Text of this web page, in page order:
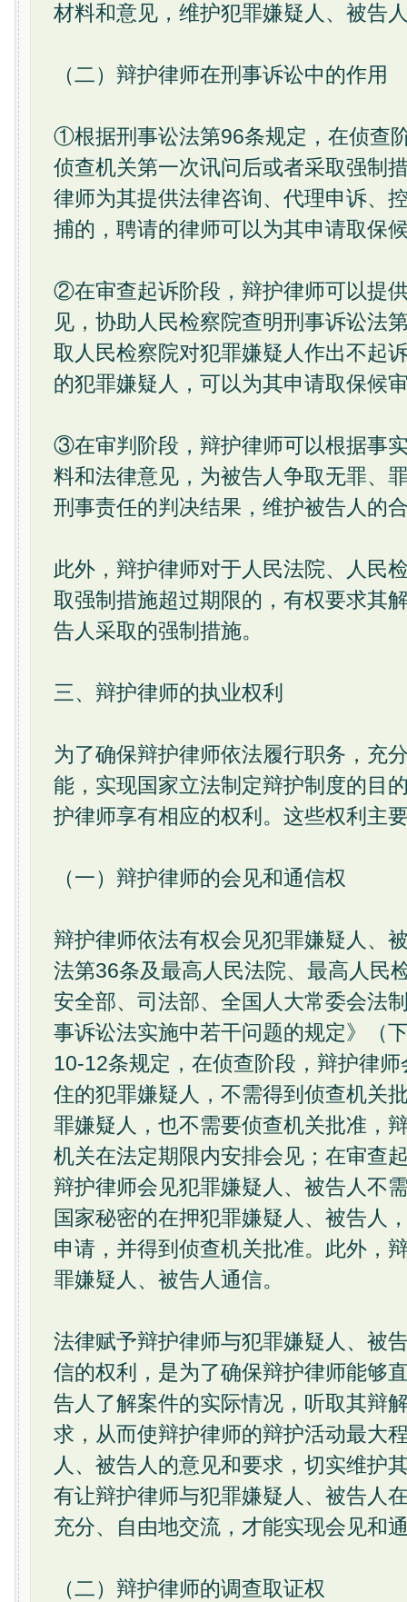
材料和意见，维护犯罪嫌疑人、被告
（二）辩护律师在刑事诉讼中的作用
①根据刑事讼法第96条规定，在侦查
侦查机关第一次讯问后或者采取强制
律师为其提供法律咨询、代理申诉、
捕的，聘请的律师可以为其申请取保
②在审查起诉阶段，辩护律师可以提
见，协助人民检察院查明刑事诉讼法
取人民检察院对犯罪嫌疑人作出不起
的犯罪嫌疑人，可以为其申请取保候
③在审判阶段，辩护律师可以根据事
料和法律意见，为被告人争取无罪、
刑事责任的判决结果，维护被告人的
此外，辩护律师对于人民法院、人民
取强制措施超过期限的，有权要求其
告人采取的强制措施。
三、辩护律师的执业权利
为了确保辩护律师依法履行职务，充
能，实现国家立法制定辩护制度的目
护律师享有相应的权利。这些权利主
（一）辩护律师的会见和通信权
辩护律师依法有权会见犯罪嫌疑人、
法第36条及最高人民法院、最高人民
安全部、司法部、全国人大常委会法
事诉讼法实施中若干问题的规定》（
10-12条规定，在侦查阶段，辩护律
住的犯罪嫌疑人，不需得到侦查机关
罪嫌疑人，也不需要侦查机关批准，
机关在法定期限内安排会见；在审查
辩护律师会见犯罪嫌疑人、被告人不
国家秘密的在押犯罪嫌疑人、被告人
申请，并得到侦查机关批准。此外，
罪嫌疑人、被告人通信。
法律赋予辩护律师与犯罪嫌疑人、被
信的权利，是为了确保辩护律师能够
告人了解案件的实际情况，听取其辩
求，从而使辩护律师的辩护活动最大
人、被告人的意见和要求，切实维护
有让辩护律师与犯罪嫌疑人、被告人
充分、自由地交流，才能实现会见和
（二）辩护律师的调查取证权